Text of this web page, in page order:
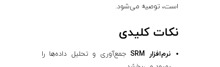
است، توصیه می‌شود.
نکات کلیدی
نرم‌افزار SRM
جمع‌آوری و تحلیل داده‌ها را